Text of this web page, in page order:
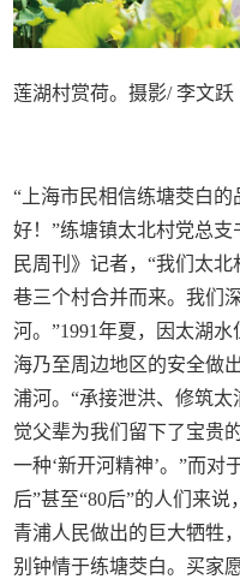
莲湖村赏荷。摄影/ 李文跃
“上海市民相信练塘茭白
好！”练塘镇太北村党总
民周刊》记者，“我们太
巷三个村合并而来。我们
河。”1991年夏，因太湖
海乃至周边地区的安全做
浦河。“承接泄洪、修筑
觉父辈为我们留下了宝贵
一种‘新开河精神’。”而对
后”甚至“80后”的人们来
青浦人民做出的巨大牺牲
别钟情于练塘茭白。买家